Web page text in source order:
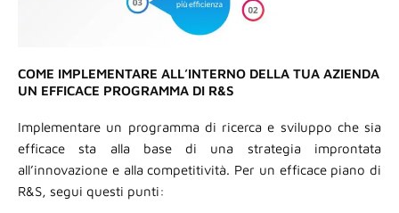
COME IMPLEMENTARE ALL’INTERNO DELLA TUA AZIENDA
UN EFFICACE PROGRAMMA DI R&S
Implementare un programma di ricerca e sviluppo che sia
efficace sta alla base di una strategia improntata
all’innovazione e alla competitività. Per un efficace piano di
R&S, segui questi punti: